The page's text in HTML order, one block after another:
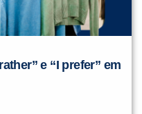
e “I prefer” em